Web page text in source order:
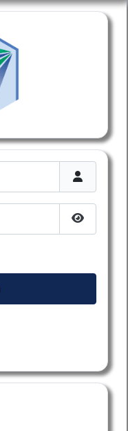
Afficher